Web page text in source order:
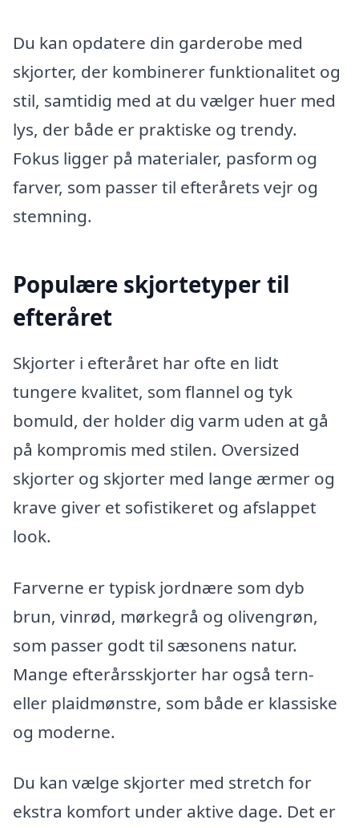
Du kan opdatere din garderobe med
skjorter, der kombinerer funktionalitet og
stil, samtidig med at du vælger huer med
lys, der både er praktiske og trendy.
Fokus ligger på materialer, pasform og
farver, som passer til efterårets vejr og
stemning.
Populære skjortetyper til
efteråret
Skjorter i efteråret har ofte en lidt
tungere kvalitet, som flannel og tyk
bomuld, der holder dig varm uden at gå
på kompromis med stilen. Oversized
skjorter og skjorter med lange ærmer og
krave giver et sofistikeret og afslappet
look.
Farverne er typisk jordnære som dyb
brun, vinrød, mørkegrå og olivengrøn,
som passer godt til sæsonens natur.
Mange efterårsskjorter har også tern-
eller plaidmønstre, som både er klassiske
og moderne.
Du kan vælge skjorter med stretch for
ekstra komfort under aktive dage. Det er